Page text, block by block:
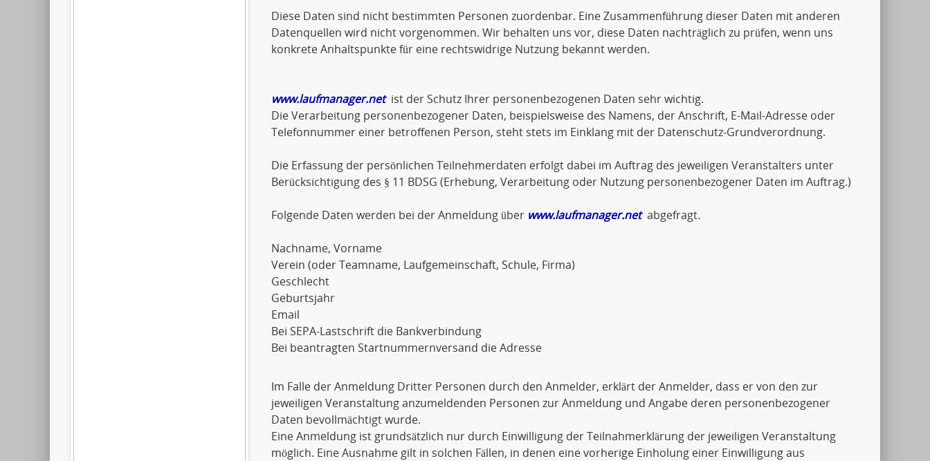
Diese Daten sind nicht bestimmten Personen zuordenbar. Eine Zusammenführung dieser Daten mit anderen
Datenquellen wird nicht vorgenommen. Wir behalten uns vor, diese Daten nachträglich zu prüfen, wenn uns
konkrete Anhaltspunkte für eine rechtswidrige Nutzung bekannt werden.
www.laufmanager.netist der Schutz Ihrer personenbezogenen Daten sehr wichtig.
Die Verarbeitung personenbezogener Daten, beispielsweise des Namens, der Anschrift, E-Mail-Adresse oder
Telefonnummer einer betroffenen Person, steht stets im Einklang mit der Datenschutz-Grundverordnung.
Die Erfassung der persönlichen Teilnehmerdaten erfolgt dabei im Auftrag des jeweiligen Veranstalters unter
Berücksichtigung des § 11 BDSG (Erhebung, Verarbeitung oder Nutzung personenbezogener Daten im Auftrag.)
Folgende Daten werden bei der Anmeldung über www.laufmanager.netabgefragt.
Nachname, Vorname
Verein (oder Teamname, Laufgemeinschaft, Schule, Firma)
Geschlecht
Geburtsjahr
Email
Bei SEPA-Lastschrift die Bankverbindung
Bei beantragten Startnummernversand die Adresse
Im Falle der Anmeldung Dritter Personen durch den Anmelder, erklärt der Anmelder, dass er von den zur
jeweiligen Veranstaltung anzumeldenden Personen zur Anmeldung und Angabe deren personenbezogener
Daten bevollmächtigt wurde.
Eine Anmeldung ist grundsätzlich nur durch Einwilligung der Teilnahmerklärung der jeweiligen Veranstaltung
möglich. Eine Ausnahme gilt in solchen Fällen, in denen eine vorherige Einholung einer Einwilligung aus